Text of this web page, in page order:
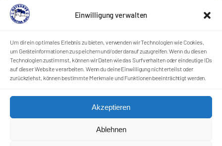
Einwilligung verwalten
Um dir ein optimales Erlebnis zu bieten, verwenden wir Technologien wie Cookies,
um Geräteinformationen zu speichern und/oder darauf zuzugreifen. Wenn du diesen
Technologien zustimmst, können wir Daten wie das Surfverhalten oder eindeutige IDs
auf dieser Website verarbeiten. Wenn du deine Einwilligung nicht erteilst oder
zurückziehst, können bestimmte Merkmale und Funktionen beeinträchtigt werden.
Akzeptieren
Ablehnen
Sei ein Teil des Ganzen!
Kontakt
Impressum
Datenschutzerklärung